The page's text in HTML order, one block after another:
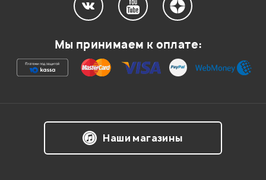
Впечатления о товаре:
Мы принимаем к оплате:
Наши магазины